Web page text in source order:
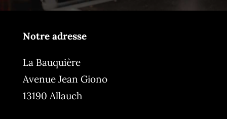
Notre adresse
La Bauquière
Avenue Jean Giono
13190 Allauch